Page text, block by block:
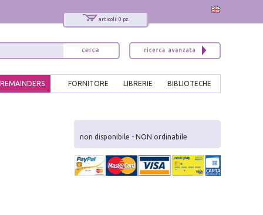
articoli: 0 pz.
BIBLIOTECHE
LIBRERIE
FORNITORE
REMAINDERS
non disponibile - NON ordinabile
x
Interessato ai nostri libri?
Allora iscriviti alla nostra newsletter!
Sarai informato delle nostre novità, potrai
comunque cancellarti quando desideri.